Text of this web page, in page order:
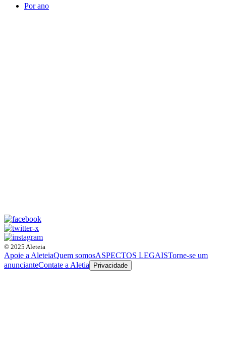
Por ano
© 2025 Aleteia
Apoie a AleteiaQuem somosASPECTOS LEGAISTorne-se um
anuncianteContate a Aletia Privacidade